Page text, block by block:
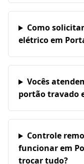
Como
elétrico em
Vocês
portão travado
Controle
funcionar em
trocar tudo?